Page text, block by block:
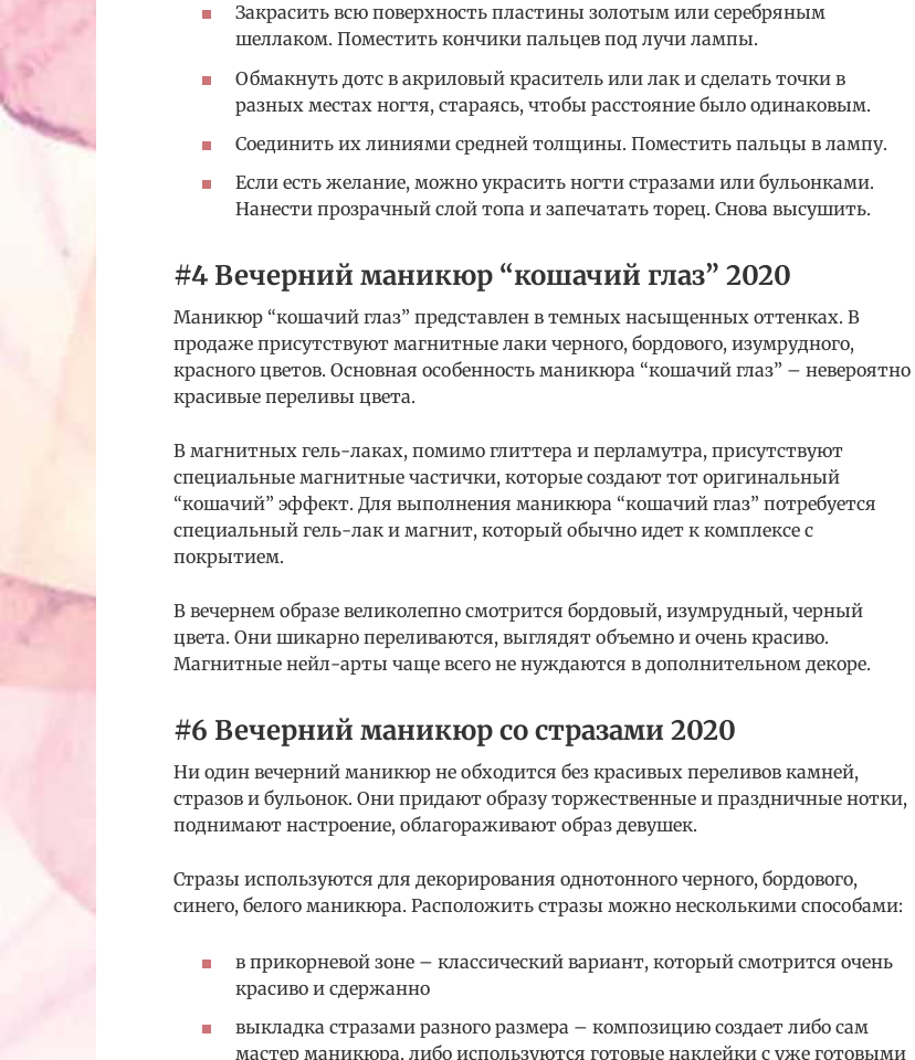
Закрасить всю поверхность пластины золотым или серебряным
шеллаком. Поместить кончики пальцев под лучи лампы.
Обмакнуть дотс в акриловый краситель или лак и сделать точки в
разных местах ногтя, стараясь, чтобы расстояние было одинаковым.
Соединить их линиями средней толщины. Поместить пальцы в лампу.
Если есть желание, можно украсить ногти стразами или бульонками.
Нанести прозрачный слой топа и запечатать торец. Снова высушить.
#4 Вечерний маникюр “кошачий глаз” 2020
Маникюр “кошачий глаз” представлен в темных насыщенных оттенках. В
продаже присутствуют магнитные лаки черного, бордового, изумрудного,
красного цветов. Основная особенность маникюра “кошачий глаз” – невероятно
красивые переливы цвета.
В магнитных гель-лаках, помимо глиттера и перламутра, присутствуют
специальные магнитные частички, которые создают тот оригинальный
“кошачий” эффект. Для выполнения маникюра “кошачий глаз” потребуется
специальный гель-лак и магнит, который обычно идет к комплексе с
покрытием.
В вечернем образе великолепно смотрится бордовый, изумрудный, черный
цвета. Они шикарно переливаются, выглядят объемно и очень красиво.
Магнитные нейл-арты чаще всего не нуждаются в дополнительном декоре.
#6 Вечерний маникюр со стразами 2020
Ни один вечерний маникюр не обходится без красивых переливов камней,
стразов и бульонок. Они придают образу торжественные и праздничные нотки,
поднимают настроение, облагораживают образ девушек.
Стразы используются для декорирования однотонного черного, бордового,
синего, белого маникюра. Расположить стразы можно несколькими способами:
в прикорневой зоне – классический вариант, который смотрится очень
красиво и сдержанно
выкладка стразами разного размера – композицию создает либо сам
мастер маникюра, либо используются готовые наклейки с уже готовыми